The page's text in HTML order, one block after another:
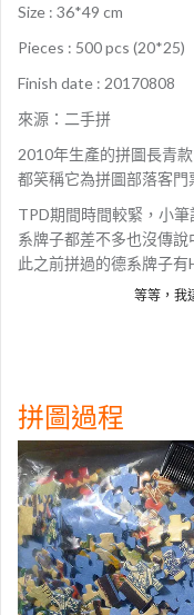
Size : 36*49 cm
Pieces : 500 pcs (20*25)
Finish date : 20170808
來源：二手拼
2010年生產的拼圖長青
都笑稱它為拼圖部落客門
TPD期間時間較緊，小
系牌子都差不多也沒傳
此之前拼過的德系牌子
等等，我
拼圖過程